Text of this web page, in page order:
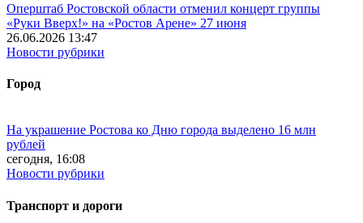
Оперштаб Ростовской области отменил концерт группы
«Руки Вверх!» на «Ростов Арене» 27 июня
26.06.2026 13:47
Новости рубрики
Город
На украшение Ростова ко Дню города выделено 16 млн
рублей
сегодня, 16:08
Новости рубрики
Транспорт и дороги